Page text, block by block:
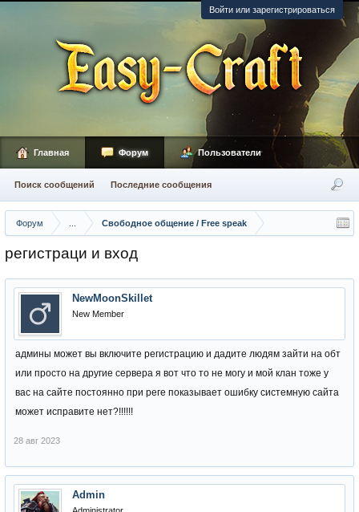
Войти или зарегистрироваться
Форум Свободное общение / Free speak
регистраци и вход
NewMoonSkillet
New Member
админы может вы включите регистрацию и дадите людям зайти на обт
или просто на другие сервера я вот что то не могу и мой клан тоже у
вас на сайте постоянно при реге показывает ошибку системную сайта
может исправите нет?!!!!!!
28 авг 2023
Admin
Главная Форум
Поиск сообщений Последние сообщения
Пользователи